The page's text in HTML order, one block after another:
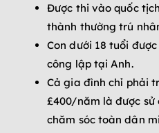
Được thi vào quốc
thành thường trú
Con dưới 18 tuổi
công lập tại Anh.
Cả gia đình chỉ phải
£400/năm là được
chăm sóc toàn dân